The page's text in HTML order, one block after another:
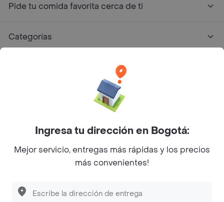
Descubre las PROMOCIONES que tenemos
Pide tu comida favorita cerca de ti
Categorías
Facebook
Twitter
Instagram
©2026Rappi Inc. All rights reserved.
Ingresa tu dirección en Bogotá:
Mejor servicio, entregas más rápidas y los precios
más convenientes!